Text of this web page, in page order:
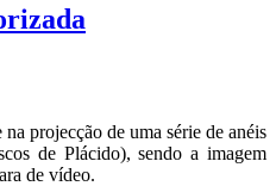
projecção de uma série de anéis
de Plácido), sendo a imagem
de vídeo.